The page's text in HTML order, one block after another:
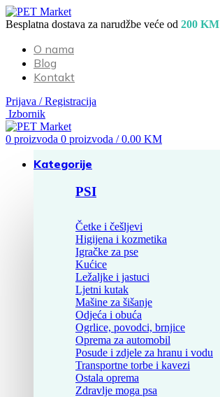
Besplatna dostava za narudžbe veće od 200 KM
O nama
Blog
Kontakt
Prijava / Registracija
Izbornik
0 proizvoda 0 proizvoda / 0.00 KM
Kategorije
PSI
Četke i češljevi
Higijena i kozmetika
Igračke za pse
Kućice
Ležaljke i jastuci
Ljetni kutak
Mašine za šišanje
Odjeća i obuća
Ogrlice, povodci, brnjice
Oprema za automobil
Posude i zdjele za hranu i vodu
Transportne torbe i kavezi
Ostala oprema
Zdravlje moga psa